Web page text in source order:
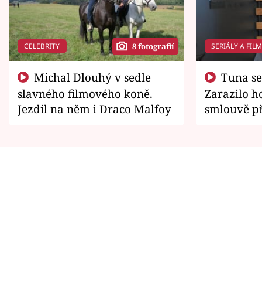
CELEBRITY 8 fotografií
slavného filmového koně.
Jezdil na něm i Draco Malfoy
SERIÁLY A
Zarazilo
smlouvě